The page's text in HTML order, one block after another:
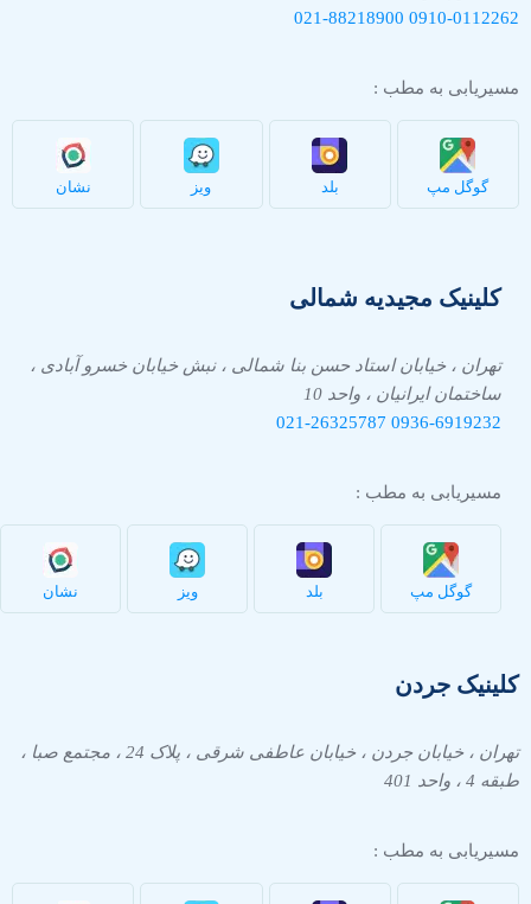
0910-0112262
021-88218900
مسیریابی به مطب :
گوگل مپ بلد ویز نشان
کلینیک مجیدیه شمالی
تهران ، خیابان استاد حسن بنا شمالی ، نبش خیابان خسرو آبادی ،
ساختمان ایرانیان ، واحد 10
0936-6919232
021-26325787
مسیریابی به مطب :
گوگل مپ بلد ویز نشان
کلینیک جردن
تهران ، خیابان جردن ، خیابان عاطفی شرقی ، پلاک 24 ، مجتمع صبا ،
طبقه 4 ، واحد 401
مسیریابی به مطب :